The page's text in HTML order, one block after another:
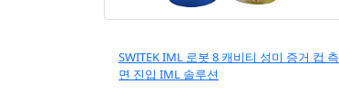
SWITEK IML 로봇 8 캐비티 성미 증거 컵 측
면 진입 IML 솔루션